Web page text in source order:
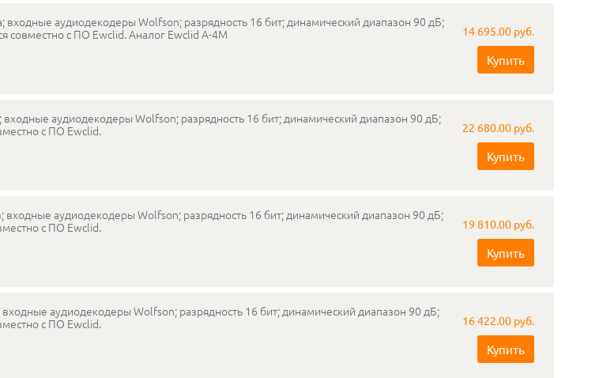
входные аудиодекодеры Wolfson; разрядность 16 бит; динамический диапазон 90 дБ;
совместно с ПО Ewclid. Аналог Ewclid A-4M
14 695.00 руб.
Купить
аудиодекодеры Wolfson; разрядность 16 бит; динамический диапазон 90 дБ;
с ПО Ewclid.
22 680.00 руб.
Купить
входные аудиодекодеры Wolfson; разрядность 16 бит; динамический диапазон 90 дБ;
с ПО Ewclid.
19 810.00 руб.
Купить
аудиодекодеры Wolfson; разрядность 16 бит; динамический диапазон 90 дБ;
с ПО Ewclid.
16 422.00 руб.
Купить